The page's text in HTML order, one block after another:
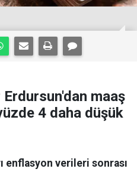
Erdursun'dan maaş
4 daha düşük
enflasyon verileri sonrası